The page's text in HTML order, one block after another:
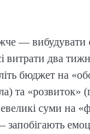
— вибудувати
витрати два
бюджет на
та «розвиток»
суми на
запобігають